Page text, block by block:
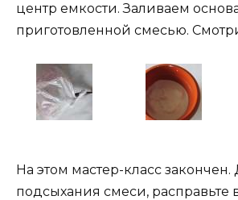
центр емкости. Заливаем
приготовленной смесью.
На этом мастер-класс
подсыхания смеси, расправьте